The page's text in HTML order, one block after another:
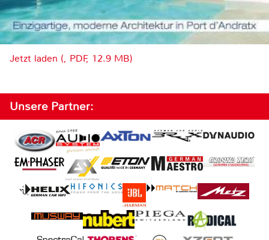
Jetzt laden (, PDF, 12.9 MB)
Unsere Partner: